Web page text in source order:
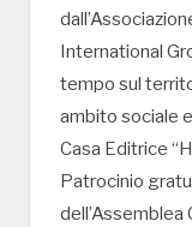
International
tempo sul
ambito sociale
Casa Editrice
Patrocinio
dell’Assemblea